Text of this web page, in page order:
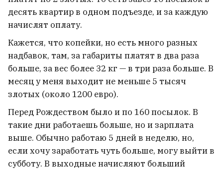
десять квартир в одном подъезде, и за каждую
начислят оплату.
Кажется, что копейки, но есть много разных
надбавок, там, за габариты платят в два раза
больше, за вес более 32 кг — в три раза больше. В
месяц у меня выходит не меньше 5 тысяч
злотых (около 1200 евро).
Перед Рождеством было и по 160 посылок. В
такие дни работаешь больше, но и зарплата
выше. Обычно работаю 5 дней в неделю, но,
если хочу заработать чуть больше, могу выйти в
субботу. В выходные начисляют больший